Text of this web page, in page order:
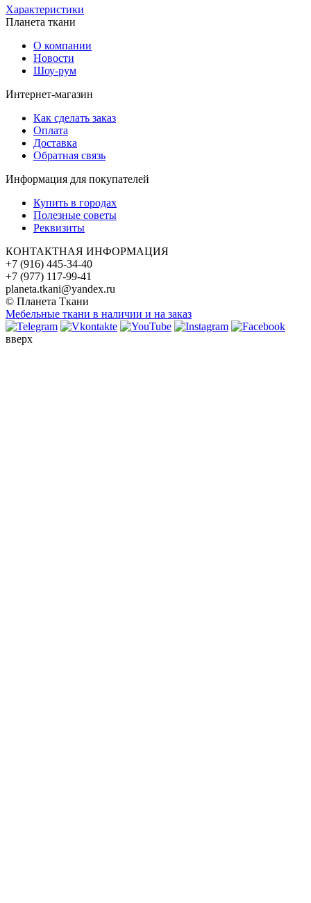
Характеристики
Планета ткани
О компании
Новости
Шоу-рум
Интернет-магазин
Как сделать заказ
Оплата
Доставка
Обратная связь
Информация для покупателей
Купить в городах
Полезные советы
Реквизиты
КОНТАКТНАЯ ИНФОРМАЦИЯ
+7 (916) 445-34-40
+7 (977) 117-99-41
planeta.tkani@yandex.ru
© Планета Ткани
Мебельные ткани в наличии и на заказ
вверх